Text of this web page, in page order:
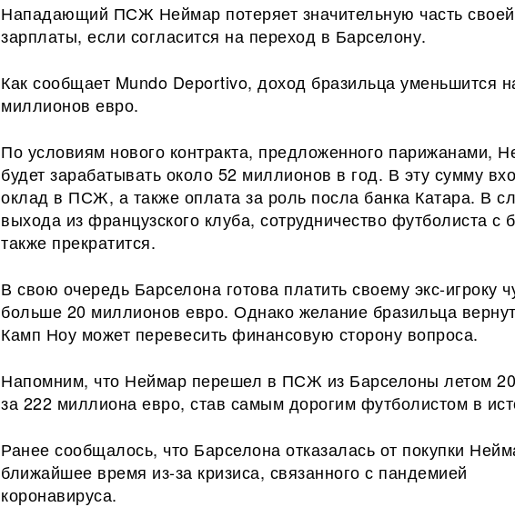
Нападающий ПСЖ Неймар потеряет значительную часть своей
зарплаты, если согласится на переход в Барселону.
Как сообщает Mundo Deportivo, доход бразильца уменьшится
миллионов евро.
По условиям нового контракта, предложенного парижанами,
будет зарабатывать около 52 миллионов в год. В эту сумму
оклад в ПСЖ, а также оплата за роль посла банка Катара. В
выхода из французского клуба, сотрудничество футболиста с
также прекратится.
В свою очередь Барселона готова платить своему экс-игроку
больше 20 миллионов евро. Однако желание бразильца
Камп Ноу может перевесить финансовую сторону вопроса.
Напомним, что Неймар перешел в ПСЖ из Барселоны летом
за 222 миллиона евро, став самым дорогим футболистом в
Ранее сообщалось, что Барселона отказалась от покупки
ближайшее время из-за кризиса, связанного с пандемией
коронавируса.